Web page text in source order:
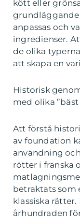
kött eller
anpassas och
ingredienser.
de olika
att skapa en
Historisk
med olika
Att förstå
av foundation
användning
rötter i franska
betraktats som
klassiska
århundraden